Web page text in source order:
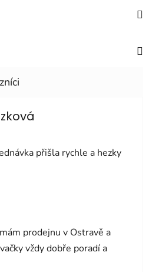
5 hvězdiček.
přišla rychle a hezky
5 hvězdiček.
prodejnu v Ostravě a
vždy dobře poradí a